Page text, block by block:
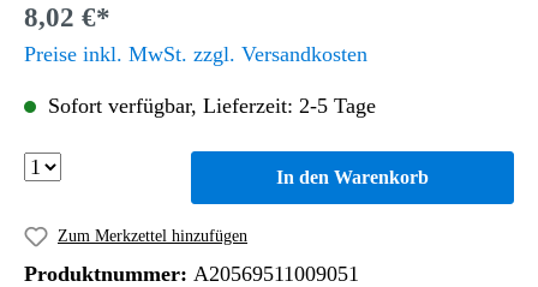
8,02 €*
Preise inkl. MwSt. zzgl. Versandkosten
Sofort verfügbar, Lieferzeit: 2-5 Tage
In den Warenkorb
Zum Merkzettel hinzufügen
Produktnummer: A20569511009051